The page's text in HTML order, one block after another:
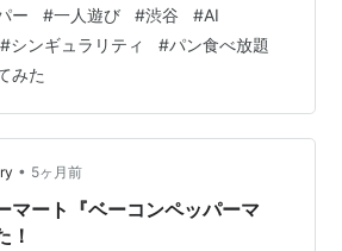
人1テーブルについて接客してくれ
な場所らしい。 そりゃ面白そうだと
とにした。東急プラザ渋谷の5階にあ
スカレーターでのぼっていく。 目次
ッパーくん 山積みのカレーパン ペッ
…
ー #一人遊び #渋谷 #AI
#シンギュラリティ #パン食べ放題
みた
• 5ヶ月前
マート『ベーコンペッパーマ
！